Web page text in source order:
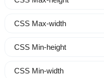
CSS Max-width
CSS Min-height
CSS Min-width